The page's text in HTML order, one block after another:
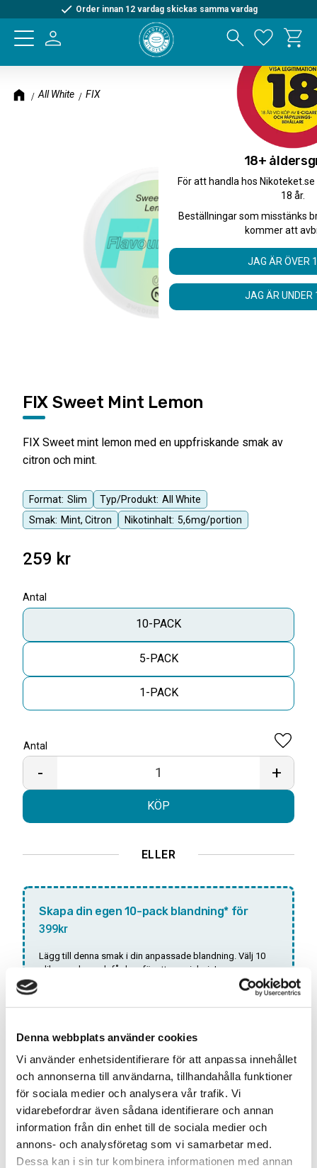
Denna webbplats använder cookies
Vi använder enhetsidentifierare för att anpassa innehållet
och annonserna till användarna, tillhandahålla funktioner
för sociala medier och analysera vår trafik. Vi
vidarebefordrar även sådana identifierare och annan
information från din enhet till de sociala medier och
annons- och analysföretag som vi samarbetar med.
Dessa kan i sin tur kombinera informationen med annan
Meny
Order innan 12 vardag skickas samma vardag
All White FIX
Format: Slim Typ/Produkt: All White
Smak: Mint, Citron Nikotinhalt: 5,6mg/portion
FIX Sweet Mint Lemon
FIX Sweet mint lemon med en uppfriskande smak av
citron och mint.
259 kr
Antal
10-PACK
5-PACK
1-PACK
Antal
+
-
KÖP
Lägg
ELLER
Skapa din egen 10-pack blandning* för
399kr
Lägg till denna smak i din anpassade blandning. Välj 10
olika smaker och få dem för ett specialpris!
BLANDNINGEN
*Gäller endast ALL WHITE dosor
Snabba leveranser med PostNord
Leverans 1-3 arbetsdagar
18+
För att handla hos
18 år.
Beställningar som misstänks
kommer att
JAG ÄR ÖVER
JAG ÄR UNDER